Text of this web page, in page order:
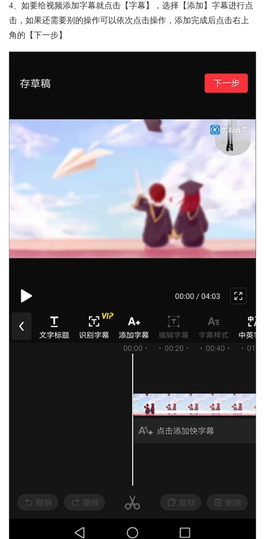
4、如要给视频添加字幕就点击【字幕】，选择【添加】字幕进行点
击，如果还需要别的操作可以依次点击操作，添加完成后点击右上
角的【下一步】